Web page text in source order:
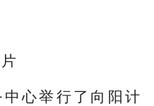
中心举行了向阳计